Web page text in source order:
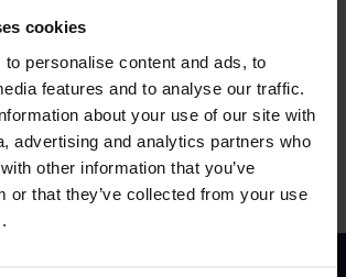
cookies
personalise content and ads, to
features and to analyse our traffic.
about your use of our site with
advertising and analytics partners who
other information that you’ve
or that they’ve collected from your use
zoeken. In aanmerking komende
rechtstreeks in je systeem terecht via
SPIS-verbinding.